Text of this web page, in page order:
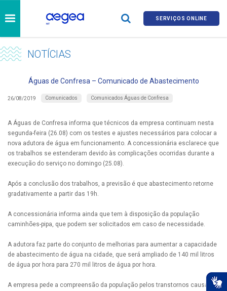
SERVIÇOS ONLINE
NOTÍCIAS
Águas de Confresa – Comunicado de Abastecimento
26/08/2019 Comunicados Comunicados Águas de Confresa
A Águas de Confresa informa que técnicos da empresa continuam nesta
segunda-feira (26.08) com os testes e ajustes necessários para colocar a
nova adutora de água em funcionamento. A concessionária esclarece que
os trabalhos se estenderam devido às complicações ocorridas durante a
execução do serviço no domingo (25.08).
Após a conclusão dos trabalhos, a previsão é que abastecimento retorne
gradativamente a partir das 19h.
A concessionária informa ainda que tem à disposição da população
caminhões-pipa, que podem ser solicitados em caso de necessidade.
A adutora faz parte do conjunto de melhorias para aumentar a capacidade
de abastecimento de água na cidade, que será ampliado de 140 mil litros
de água por hora para 270 mil litros de água por hora.
A empresa pede a compreensão da população pelos transtornos causados